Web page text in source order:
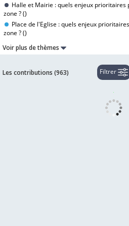
Halle et Mairie : quels enjeux
zone ? ()
Place de l'Eglise : quels enjeux
zone ? ()
Voir plus de thèmes
Les contributions (963) Filtrer